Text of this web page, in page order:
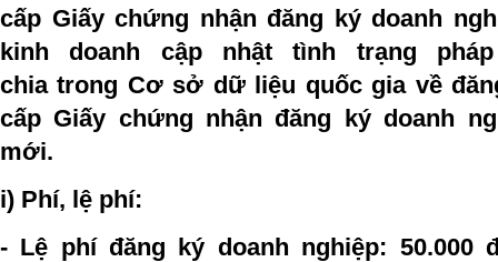
cấp Giấy chứng nhận đăng ký doanh
kinh doanh cập nhật tình trạng
chia trong Cơ sở dữ liệu quốc gia về
cấp Giấy chứng nhận đăng ký doanh
mới.
i) Phí, lệ phí:
- Lệ phí đăng ký doanh nghiệp: 50.000